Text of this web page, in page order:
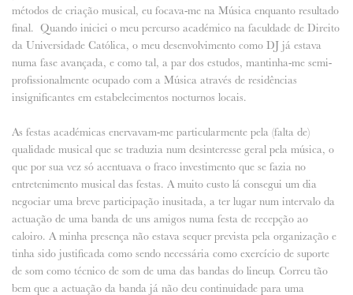
métodos de criação musical, eu focava-me na Música enquanto resultado
final. Quando iniciei o meu percurso académico na faculdade de Direito
da Universidade Católica, o meu desenvolvimento como DJ já estava
numa fase avançada, e como tal, a par dos estudos, mantinha-me semi-
profissionalmente ocupado com a Música através de residências
insignificantes em estabelecimentos nocturnos locais.
As festas académicas enervavam-me particularmente pela (falta de)
qualidade musical que se traduzia num desinteresse geral pela música, o
que por sua vez só acentuava o fraco investimento que se fazia no
entretenimento musical das festas. A muito custo lá consegui um dia
negociar uma breve participação inusitada, a ter lugar num intervalo da
actuação de uma banda de uns amigos numa festa de recepção ao
caloiro. A minha presença não estava sequer prevista pela organização e
tinha sido justificada como sendo necessária como exercício de suporte
de som como técnico de som de uma das bandas do lineup. Correu tão
bem que a actuação da banda já não deu continuidade para uma